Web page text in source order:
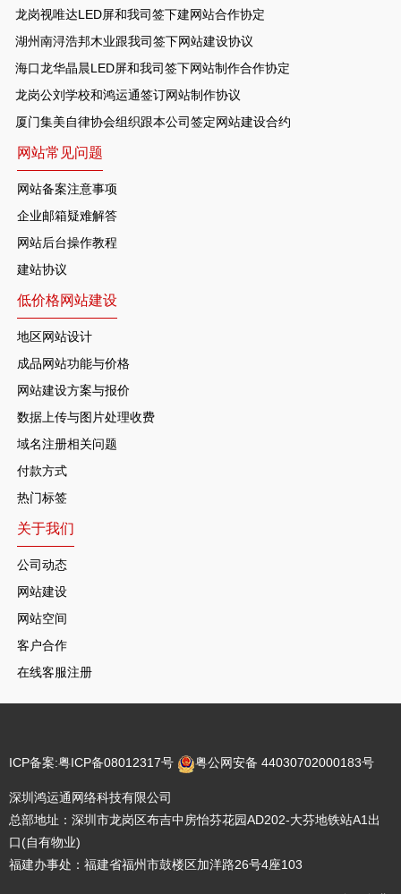
龙岗视唯达LED屏和我司签下建网站合作协定
湖州南浔浩邦木业跟我司签下网站建设协议
海口龙华晶晨LED屏和我司签下网站制作合作协定
龙岗公刘学校和鸿运通签订网站制作协议
厦门集美自律协会组织跟本公司签定网站建设合约
网站常见问题
网站备案注意事项
企业邮箱疑难解答
网站后台操作教程
建站协议
低价格网站建设
地区网站设计
成品网站功能与价格
网站建设方案与报价
数据上传与图片处理收费
域名注册相关问题
付款方式
热门标签
关于我们
公司动态
网站建设
网站空间
客户合作
在线客服注册
ICP备案:粤ICP备08012317号 粤公网安备 44030702000183号
深圳鸿运通网络科技有限公司
总部地址：深圳市龙岗区布吉中房怡芬花园AD202-大芬地铁站A1出
口(自有物业)
福建办事处：福建省福州市鼓楼区加洋路26号4座103